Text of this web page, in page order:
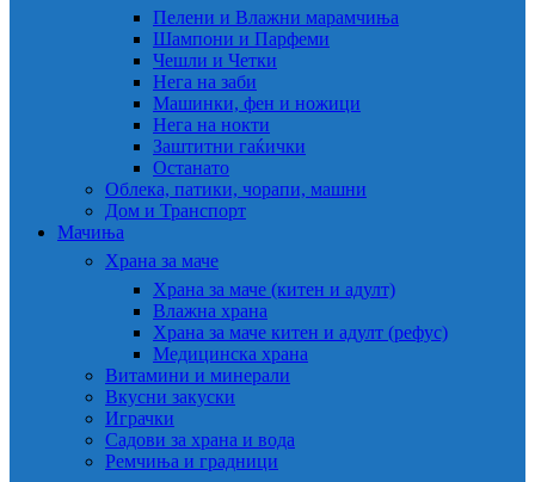
Пелени и Влажни марамчиња
Шампони и Парфеми
Чешли и Четки
Нега на заби
Машинки, фен и ножици
Нега на нокти
Заштитни гаќички
Останато
Облека, патики, чорапи, машни
Дом и Транспорт
Мачиња
Храна за маче
Храна за маче (китен и адулт)
Влажна храна
Храна за маче китен и адулт (рефус)
Медицинска храна
Витамини и минерали
Вкусни закуски
Играчки
Садови за храна и вода
Ремчиња и градници